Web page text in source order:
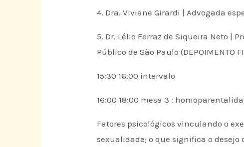
4. Dra. Viviane Girardi | Advogada
5. Dr. Lélio Ferraz de Siqueira Neto |
Público de São Paulo (DEPOIMENTO
15:30 16:00 intervalo
16:00 18:00 mesa 3 :
Fatores psicológicos vinculando o
sexualidade; o que significa o desejo